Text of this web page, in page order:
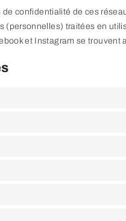
de confidentialité de ces
(personnelles) traitées en
et Instagram se trouvent